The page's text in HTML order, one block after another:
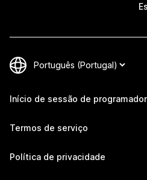
Início de sessão de programador
Termos de serviço
Política de privacidade